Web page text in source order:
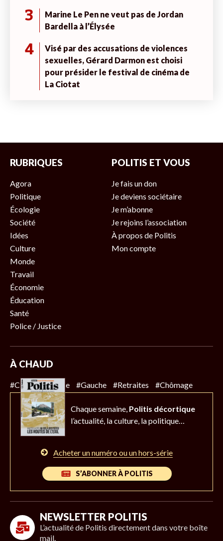
3
Marine Le Pen ne veut pas de Jordan
Bardella à l’Élysée
4
Visé par des accusations de violences
sexuelles, Gérard Darmon est choisi
pour présider le festival de cinéma de
La Ciotat
RUBRIQUES
Agora
Politique
Écologie
Société
Idées
Culture
Monde
Travail
Économie
Éducation
Santé
Police / Justice
POLITIS ET VOUS
Je fais un don
Je deviens sociétaire
Je m’abonne
Je rejoins l’association
À propos de Politis
Mon compte
À CHAUD
#Climat #Police #Gauche #Retraites #Chômage
Chaque semaine, Politis décortique
l’actualité, la culture, la politique…
Acheter un numéro ou un hors-série
S’ABONNER À POLITIS
NEWSLETTER POLITIS
L’actualité de Politis directement dans votre boîte
mail.